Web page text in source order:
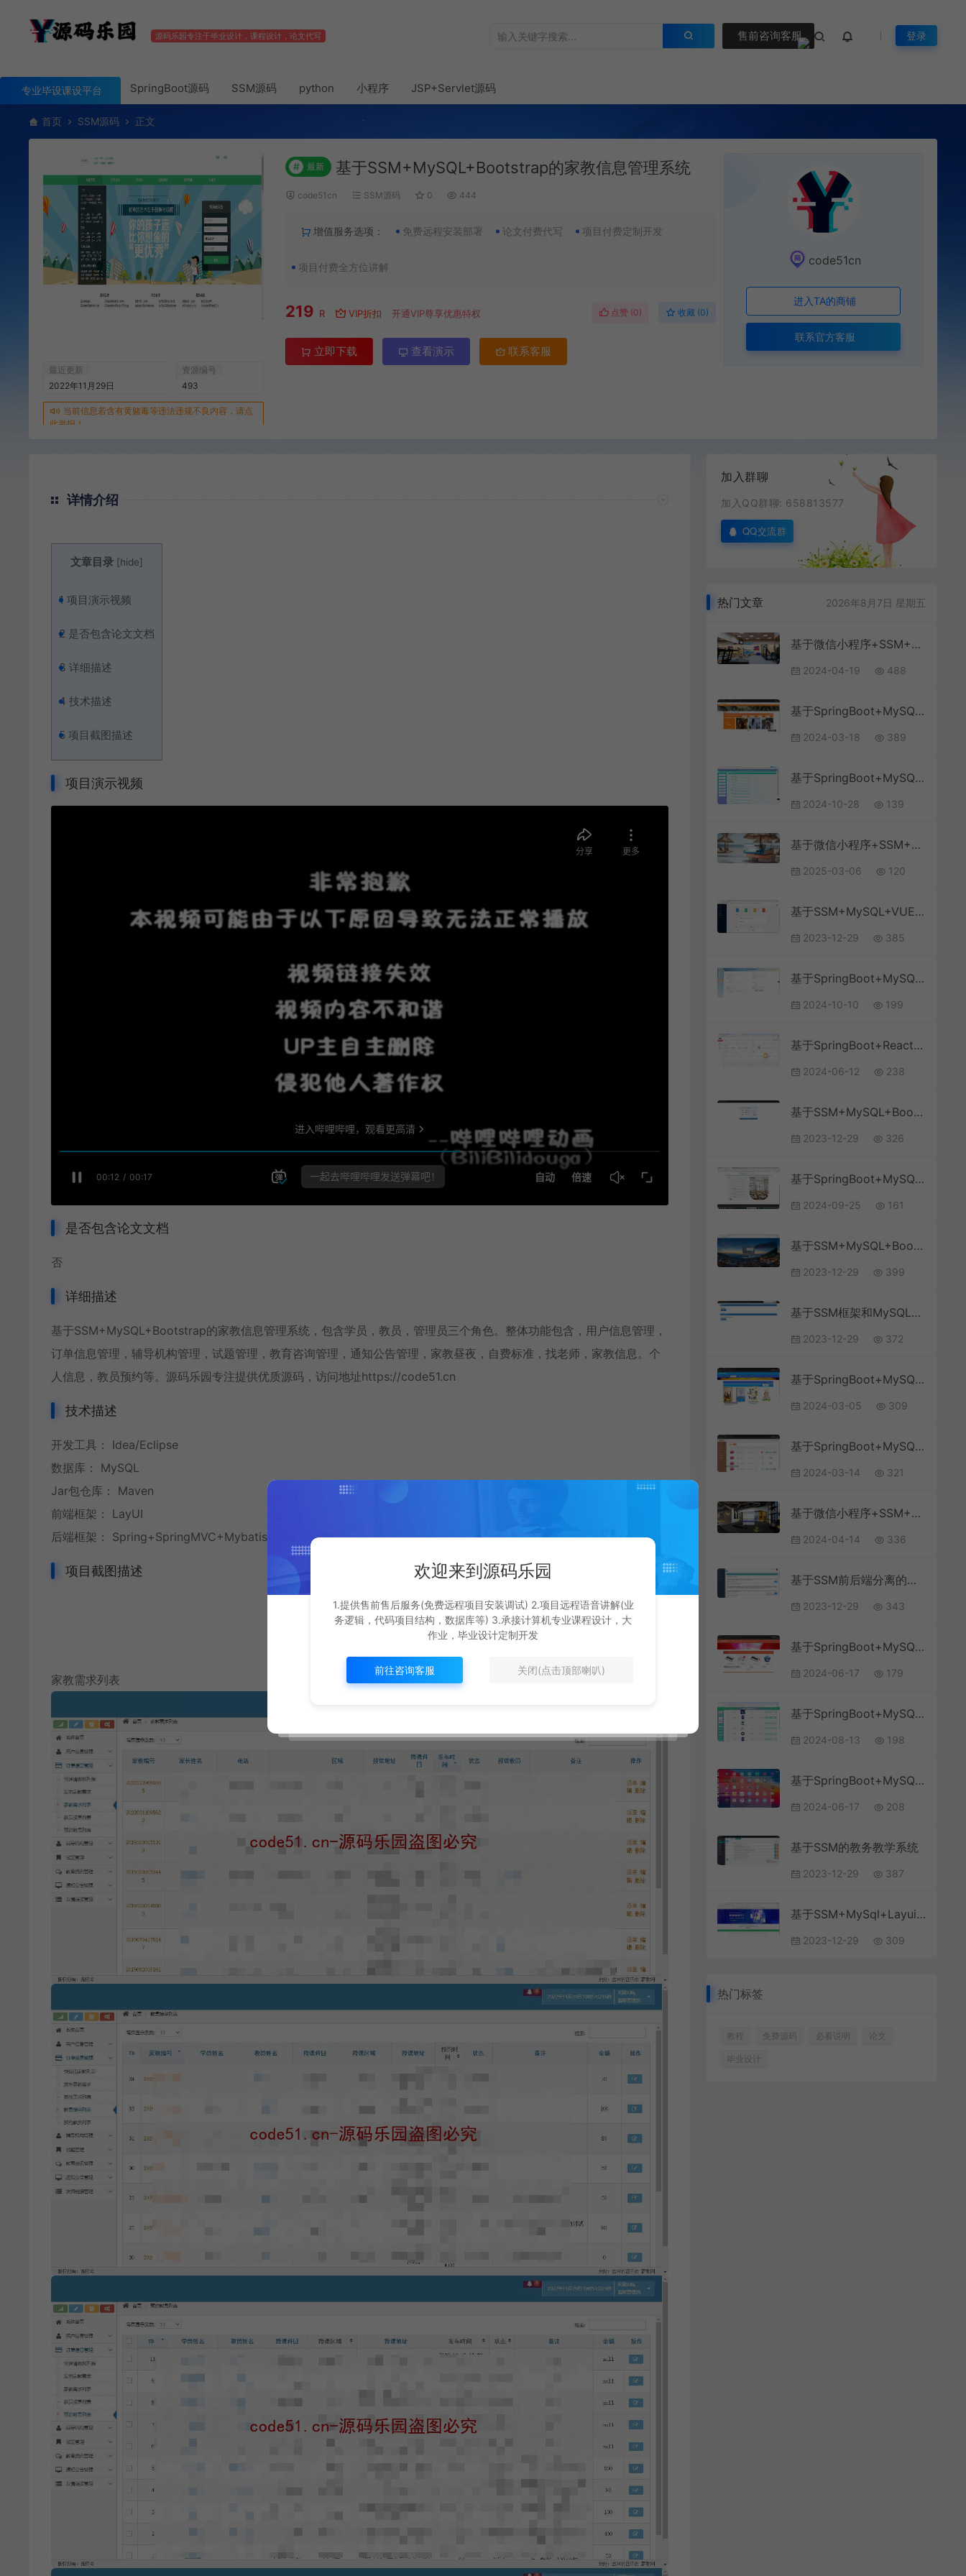
源码乐园专注于毕业设计，课程设计，论文代写 售前咨询客服 登录
专业毕设课设平台 SpringBoot源码 SSM源码 python 小程序 JSP+Servlet源码
首页 SSM源码 正文
最近更新
2022年11月29日
资源编号
493
当前信息若含有黄赌毒等违法违规不良内容，请点
此举报！
# 最新 基于SSM+MySQL+Bootstrap的家教信息管理系统
code51cn SSM源码 0 444
增值服务选项： 免费远程安装部署 论文付费代写 项目付费定制开发
项目付费全方位讲解
219 R VIP折扣 开通VIP尊享优惠特权 点赞 (0) 收藏 (0)
立即下载 查看演示 联系客服
code51cn
进入TA的商铺
联系官方客服
详情介绍
文章目录 [hide]
1 项目演示视频
2 是否包含论文文档
3 详细描述
4 技术描述
5 项目截图描述
项目演示视频
是否包含论文文档
否
详细描述
基于SSM+MySQL+Bootstrap的家教信息管理系统，包含学员，教员，管理员三个角色。整体功能包含，用户信息管理，
订单信息管理，辅导机构管理，试题管理，教育咨询管理，通知公告管理，家教昼夜，自费标准，找老师，家教信息。个
人信息，教员预约等。源码乐园专注提供优质源码，访问地址https://code51.cn
技术描述
开发工具： Idea/Eclipse
数据库： MySQL
Jar包仓库： Maven
前端框架： LayUI
后端框架： Spring+SpringMVC+Mybatis+SpringBoot
项目截图描述
家教需求列表
加入群聊
加入QQ群聊: 658813577
QQ交流群
热门文章 2026年8月7日 星期五
基于微信小程序+SSM+MySQL的健身房私教预约系统(附论文)
2024-04-19 488
基于SpringBoot+MySQL+Vue.js的儿童教育网站系统(附论文)
2024-03-18 389
基于SpringBoot+MySQL+Vue.js的教学评价管理系统
2024-10-28 139
基于微信小程序+SSM+MySQL的教学辅助系统(附论文
2025-03-06 120
基于SSM+MySQL+VUE前后端分离的学生成绩教务信息管理系统
2023-12-29 385
基于SpringBoot+MySQL+Vue.js的学生成绩管理系统(附论文)
2024-10-10 199
基于SpringBoot+React前后端分离的在线课程学习教育系统
2024-06-12 238
基于SSM+MySQL+Bootstrap的在线教育课程课堂管理系统
2023-12-29 326
基于SpringBoot+MySQL+Vue.js的高校教室资源管理系统
2024-09-25 161
基于SSM+MySQL+Bootstrap的高校教务教学管理系统
2023-12-29 399
基于SSM框架和MySQL的教务公告信息管理系统(附论文)
2023-12-29 372
基于SpringBoot+MySQL+Vue.js的教师上课系统(附论文)
2024-03-05 309
基于SpringBoot+MySQL+Vue.js的教材管理系统(附论文)
2024-03-14 321
基于微信小程序+SSM+MySQL的健身私教预约房小程序(附论文)
2024-04-14 336
基于SSM前后端分离的教育教学管理系统
2023-12-29 343
基于SpringBoot+MySQL+Vue.js的课程教学系统(附论文)
2024-06-17 179
基于SpringBoot+MySQL+Vue.js的计算机基础网络教学系统
2024-08-13 198
基于SpringBoot+MySQL+Vue.js的教务管理系统(附论文)
2024-06-17 208
基于SSM的教务教学系统
2023-12-29 387
基于SSM+MySql+Layui的在线教育视频课程管理系统(附论文)
2023-12-29 309
热门标签
教程 免费源码 必看说明 论文
毕业设计
欢迎来到源码乐园
1.提供售前售后服务(免费远程项目安装调试) 2.项目远程语音讲解(业
务逻辑，代码项目结构，数据库等) 3.承接计算机专业课程设计，大
作业，毕业设计定制开发
前往咨询客服 关闭(点击顶部喇叭)